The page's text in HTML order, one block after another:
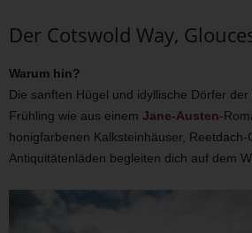
Der Cotswold Way,
Warum hin?
Die sanften Hügel und idyllische Dörfer
Frühling wie aus einem Jane-Austen-
honigfarbenen Kalksteinhäuser,
Antiquitätenläden begleiten dich auf dem